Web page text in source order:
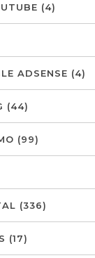
(4)
ADSENSE (4)
(44)
(99)
(336)
(17)